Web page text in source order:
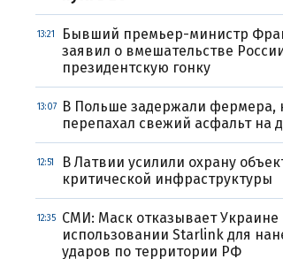
13:21
Бывший премьер-министр
заявил о вмешательстве
президентскую гонку
13:07
В Польше задержали фермера,
перепахал свежий асфальт на
12:51
В Латвии усилили охрану
критической инфраструктуры
12:35
СМИ: Маск отказывает Украине
использовании Starlink для
ударов по территории РФ